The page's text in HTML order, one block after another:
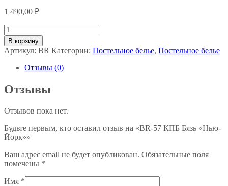
1 490,00 ₽
Количество
товара
BR-
57
КПБ
"Нью-
Йорк"
В корзину
Артикул: BR Категории: Постельное белье, Постельное белье
Отзывы (0)
Отзывы
Отзывов пока нет.
Будьте первым, кто оставил отзыв на «BR-57 КПБ Бязь «Нью-
Йорк»»
Ваш адрес email не будет опубликован. Обязательные поля
помечены *
Имя *